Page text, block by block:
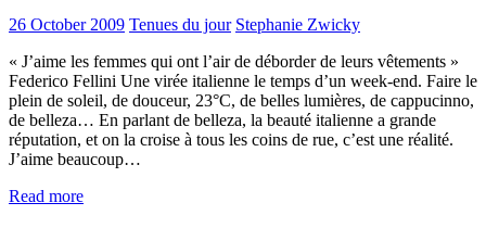
26 October 2009 Tenues du jour Stephanie Zwicky
« J’aime les femmes qui ont l’air de déborder de leurs vêtements »
Federico Fellini Une virée italienne le temps d’un week-end. Faire le
plein de soleil, de douceur, 23°C, de belles lumières, de cappucinno,
de belleza… En parlant de belleza, la beauté italienne a grande
réputation, et on la croise à tous les coins de rue, c’est une réalité.
J’aime beaucoup…
Read more